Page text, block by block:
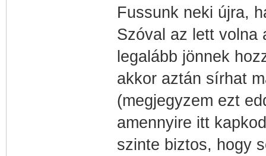
Fussunk neki újra,
Szóval az lett volna
legalább jönnek
akkor aztán sírhat
(megjegyzem ezt
amennyire itt
szinte biztos, hogy